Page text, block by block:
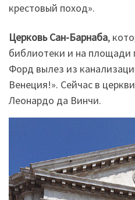
крестовый поход».
Церковь Сан-Барнаба,
библиотеки и на площади
Форд вылез из
Венеция!». Сейчас в
Леонардо да Винчи.